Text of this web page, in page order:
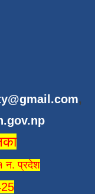
,
न. प्रदेश